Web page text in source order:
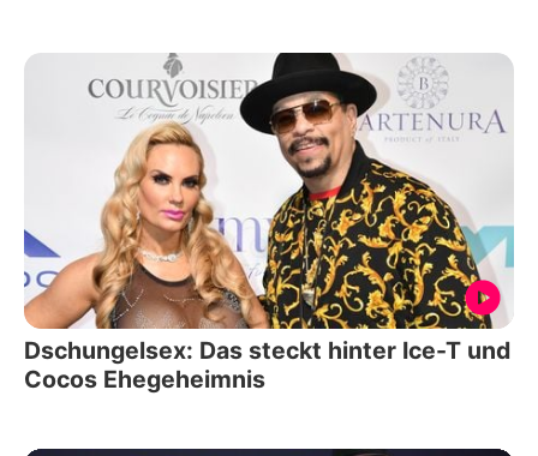
Dschungelsex: Das steckt hinter Ice-T und
Cocos Ehegeheimnis